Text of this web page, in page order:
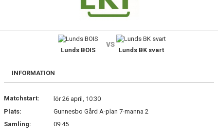
Lunds BOIS
vs
Lunds BK svart
INFORMATION
Matchstart:
lör 26 april, 10:30
Plats:
Gunnesbo Gård A-plan 7-manna 2
Samling:
09:45